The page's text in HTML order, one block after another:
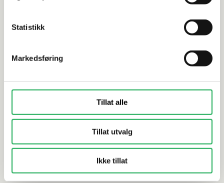
Statistikk
Markedsføring
Tillat alle
Tillat utvalg
Ikke tillat